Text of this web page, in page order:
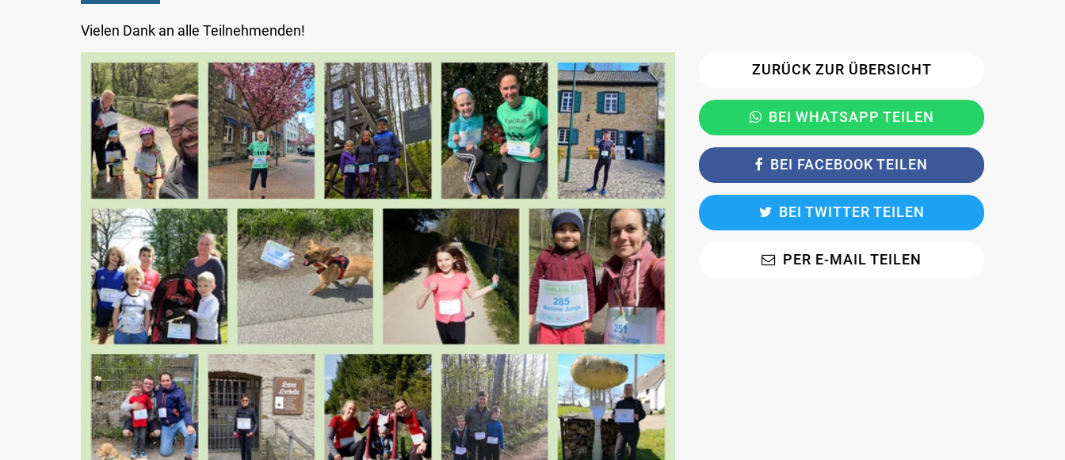
Vielen Dank an alle Teilnehmenden!
ZURÜCK ZUR ÜBERSICHT
BEI WHATSAPP TEILEN
BEI FACEBOOK TEILEN
BEI TWITTER TEILEN
PER E-MAIL TEILEN